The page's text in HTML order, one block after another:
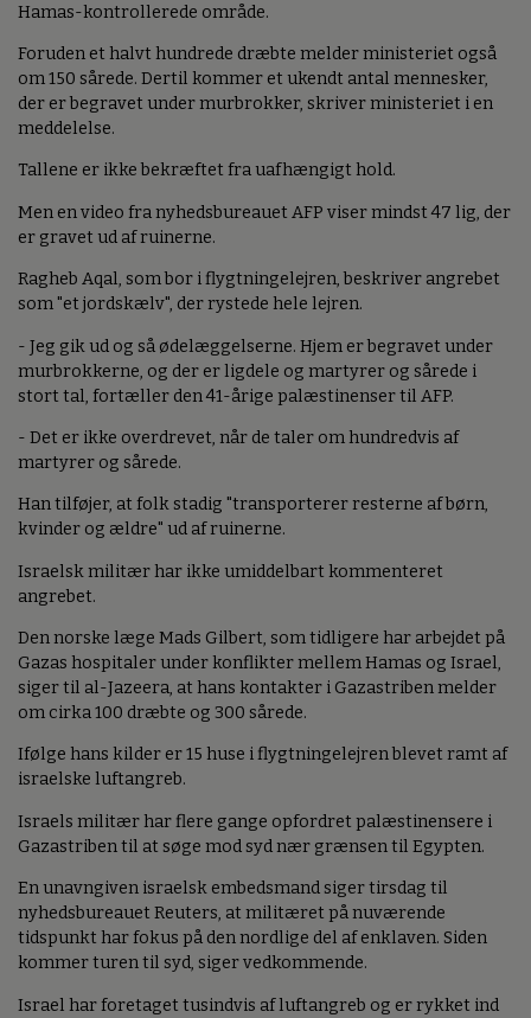
Hamas-kontrollerede område.
Foruden et halvt hundrede dræbte melder ministeriet også
om 150 sårede. Dertil kommer et ukendt antal mennesker,
der er begravet under murbrokker, skriver ministeriet i en
meddelelse.
Tallene er ikke bekræftet fra uafhængigt hold.
Men en video fra nyhedsbureauet AFP viser mindst 47 lig, der
er gravet ud af ruinerne.
Ragheb Aqal, som bor i flygtningelejren, beskriver angrebet
som "et jordskælv", der rystede hele lejren.
- Jeg gik ud og så ødelæggelserne. Hjem er begravet under
murbrokkerne, og der er ligdele og martyrer og sårede i
stort tal, fortæller den 41-årige palæstinenser til AFP.
- Det er ikke overdrevet, når de taler om hundredvis af
martyrer og sårede.
Han tilføjer, at folk stadig "transporterer resterne af børn,
kvinder og ældre" ud af ruinerne.
Israelsk militær har ikke umiddelbart kommenteret
angrebet.
Den norske læge Mads Gilbert, som tidligere har arbejdet på
Gazas hospitaler under konflikter mellem Hamas og Israel,
siger til al-Jazeera, at hans kontakter i Gazastriben melder
om cirka 100 dræbte og 300 sårede.
Ifølge hans kilder er 15 huse i flygtningelejren blevet ramt af
israelske luftangreb.
Israels militær har flere gange opfordret palæstinensere i
Gazastriben til at søge mod syd nær grænsen til Egypten.
En unavngiven israelsk embedsmand siger tirsdag til
nyhedsbureauet Reuters, at militæret på nuværende
tidspunkt har fokus på den nordlige del af enklaven. Siden
kommer turen til syd, siger vedkommende.
Israel har foretaget tusindvis af luftangreb og er rykket ind